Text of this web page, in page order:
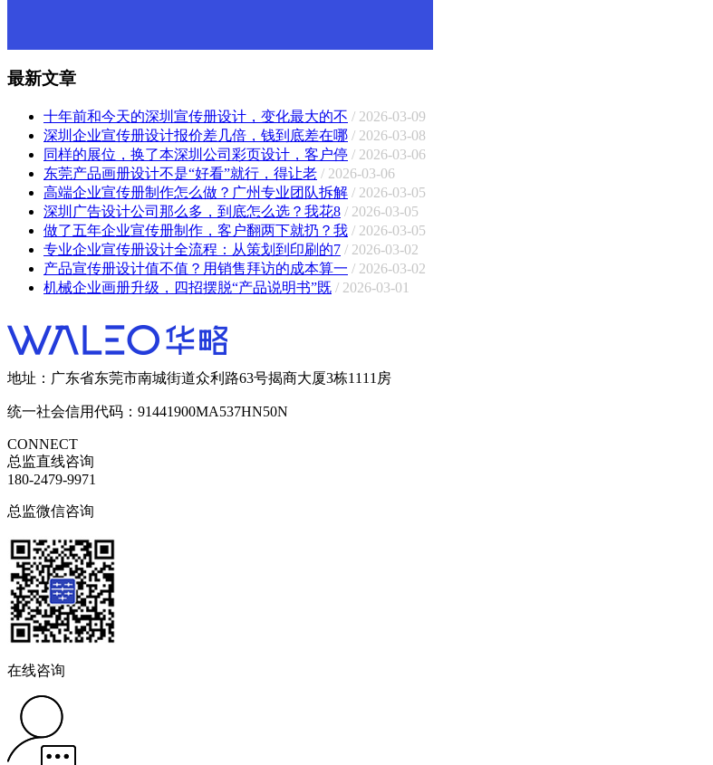
最新文章
十年前和今天的深圳宣传册设计，变化最大的不 / 2026-03-09
深圳企业宣传册设计报价差几倍，钱到底差在哪 / 2026-03-08
同样的展位，换了本深圳公司彩页设计，客户停 / 2026-03-06
东莞产品画册设计不是“好看”就行，得让老 / 2026-03-06
高端企业宣传册制作怎么做？广州专业团队拆解 / 2026-03-05
深圳广告设计公司那么多，到底怎么选？我花8 / 2026-03-05
做了五年企业宣传册制作，客户翻两下就扔？我 / 2026-03-05
专业企业宣传册设计全流程：从策划到印刷的7 / 2026-03-02
产品宣传册设计值不值？用销售拜访的成本算一 / 2026-03-02
机械企业画册升级，四招摆脱“产品说明书”既 / 2026-03-01
地址：广东省东莞市南城街道众利路63号揭商大厦3栋1111房
统一社会信用代码：91441900MA537HN50N
CONNECT
总监直线咨询
180-2479-9971
总监微信咨询
在线咨询